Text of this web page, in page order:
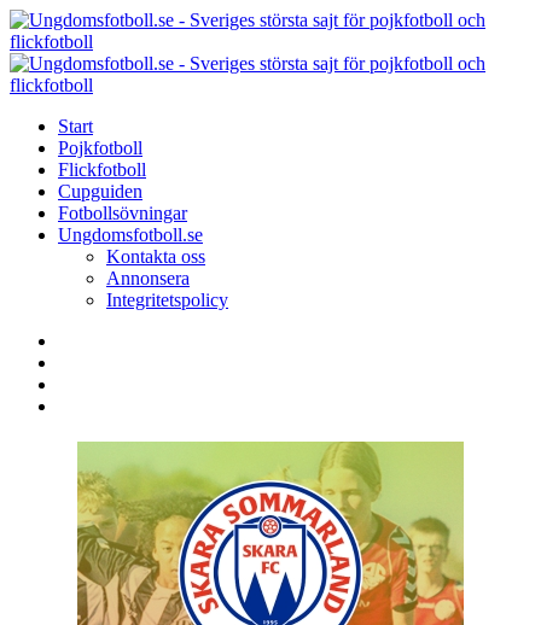
Menu
Search
Menu
Start
Pojkfotboll
Flickfotboll
Cupguiden
Fotbollsövningar
Ungdomsfotboll.se
Kontakta oss
Annonsera
Integritetspolicy